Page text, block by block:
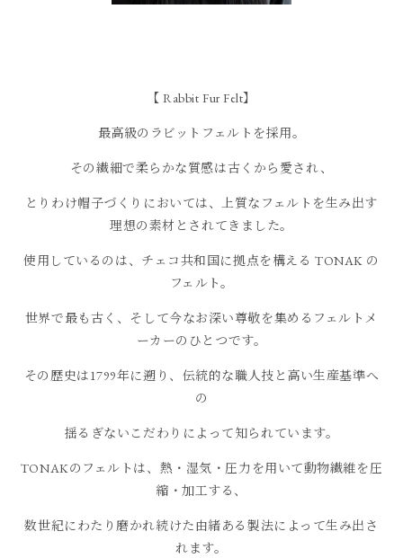
【 Rabbit Fur Felt】
最高級のラビットフェルトを採用。
その繊細で柔らかな質感は古くから愛され、
とりわけ帽子づくりにおいては、上質なフェルトを生み出す
理想の素材とされてきました。
使用しているのは、チェコ共和国に拠点を構える TONAK の
フェルト。
世界で最も古く、そして今なお深い尊敬を集めるフェルトメ
ーカーのひとつです。
その歴史は1799年に遡り、伝統的な職人技と高い生産基準へ
の
揺るぎないこだわりによって知られています。
TONAKのフェルトは、熱・湿気・圧力を用いて動物繊維を圧
縮・加工する、
数世紀にわたり磨かれ続けた由緒ある製法によって生み出さ
れます。